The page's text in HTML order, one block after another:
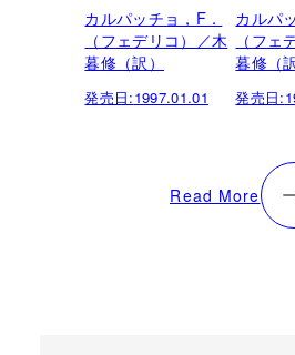
カルパッチョ，F．
（フェデリコ）／木
暮修（訳）
発売日:1997.01.01
カルパ
（フェ
暮修（訳
発売日:
Read More